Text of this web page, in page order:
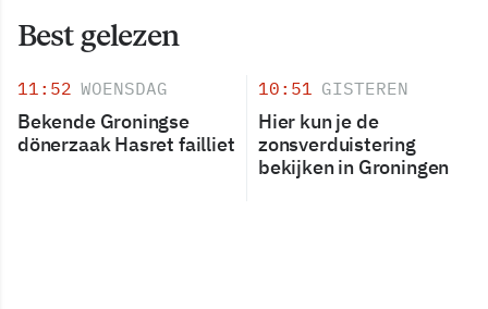
Best gelezen
11:52 WOENSDAG
Bekende Groningse
dönerzaak Hasret failliet
10:51 GISTEREN
Hier kun je de
zonsverduistering
bekijken in Groningen